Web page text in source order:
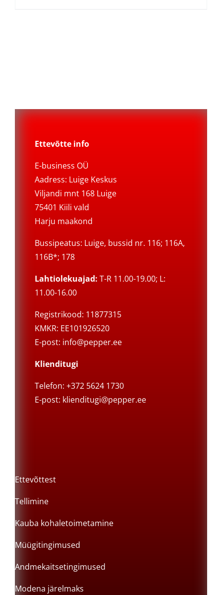
Ettevõtte info
E-business OÜ
Aadress: Luige Keskus
Viljandi mnt 168 Luige
75401 Kiili vald
Harju maakond
Bussipeatus: Luige, bussid nr. 116; 116A,
116B*; 178
Lahtiolekuajad: T-R 11.00-19.00; L:
11.00-16.00
Registrikood: 11877315
KMKR: EE101926520
E-post: info@pepper.ee
Klienditugi
Telefon: +372 5624 1730
E-post: klienditugi@pepper.ee
Ettevõttest
Tellimine
Kauba kohaletoimetamine
Müügitingimused
Andmekaitsetingimused
Modena järelmaks